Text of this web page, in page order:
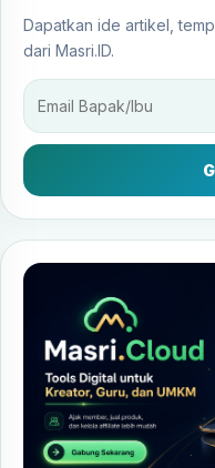
Dapatkan ide artikel,
dari Masri.ID.